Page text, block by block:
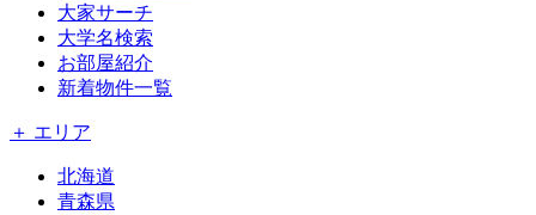
大家サーチ
大学名検索
お部屋紹介
新着物件一覧
＋ エリア
北海道
青森県